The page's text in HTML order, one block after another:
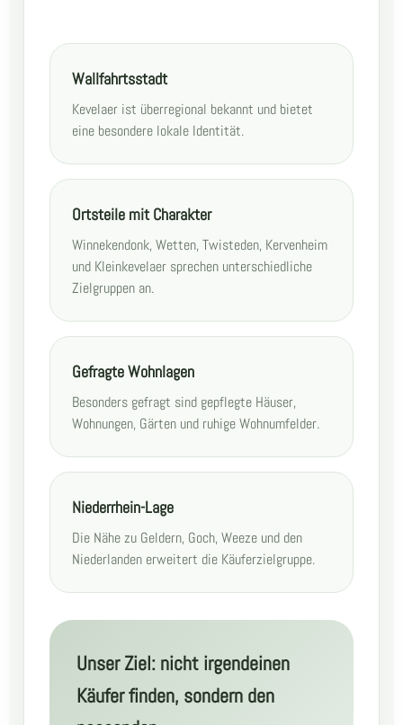
Wallfahrtsstadt
Kevelaer ist überregional bekannt und bietet
eine besondere lokale Identität.
Ortsteile mit Charakter
Winnekendonk, Wetten, Twisteden, Kervenheim
und Kleinkevelaer sprechen unterschiedliche
Zielgruppen an.
Gefragte Wohnlagen
Besonders gefragt sind gepflegte Häuser,
Wohnungen, Gärten und ruhige Wohnumfelder.
Niederrhein-Lage
Die Nähe zu Geldern, Goch, Weeze und den
Niederlanden erweitert die Käuferzielgruppe.
Unser Ziel: nicht irgendeinen
Käufer finden, sondern den